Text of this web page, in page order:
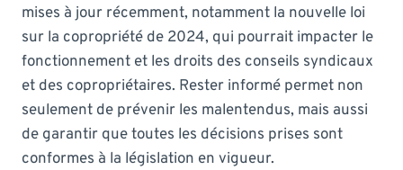
mises à jour récemment, notamment la nouvelle loi
sur la copropriété de 2024, qui pourrait impacter le
fonctionnement et les droits des conseils syndicaux
et des copropriétaires. Rester informé permet non
seulement de prévenir les malentendus, mais aussi
de garantir que toutes les décisions prises sont
conformes à la législation en vigueur.